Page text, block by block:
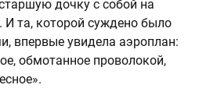
дочку с собой на
И та, которой суждено было
впервые увидела аэроплан:
обмотанное проволокой,